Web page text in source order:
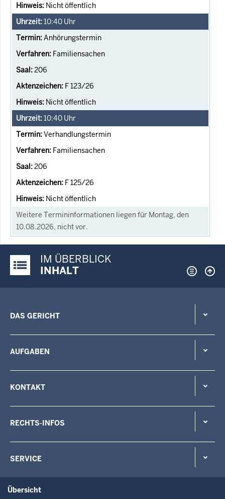
Nicht öffentlich
10:40 Uhr
Anhörungstermin
Familiensachen
206
F 123/26
Nicht öffentlich
10:40 Uhr
Verhandlungstermin
Familiensachen
206
F 125/26
Nicht öffentlich
Weitere Termininformationen liegen für Montag, den
10.08.2026, nicht vor.
Justiz-Portal im Überblick:
IM ÜBERBLICK
INHALT
DAS GERICHT
AUFGABEN
KONTAKT
RECHTS-INFOS
SERVICE
Übersicht